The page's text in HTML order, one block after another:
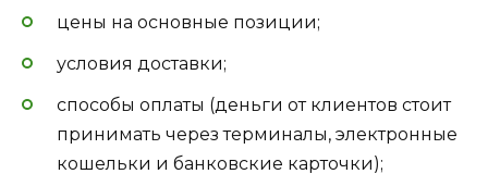
цены на основные позиции;
условия доставки;
способы оплаты (деньги от клиентов стоит
принимать через терминалы, электронные
кошельки и банковские карточки);